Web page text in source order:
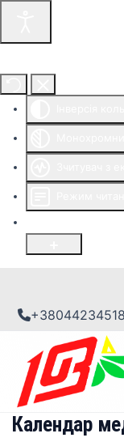
Календар